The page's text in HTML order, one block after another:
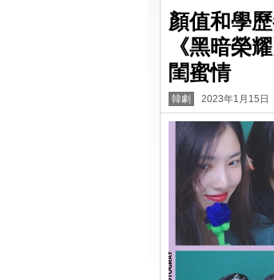
顏值和學
《黑暗榮
閨蜜情
韓劇 2023年1月15日